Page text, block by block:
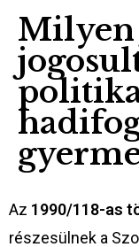
Milyen
Az 1990/118-as
részesülnek a